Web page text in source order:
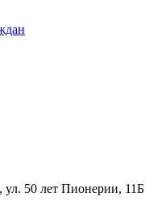
50 лет Пионерии, 11Б